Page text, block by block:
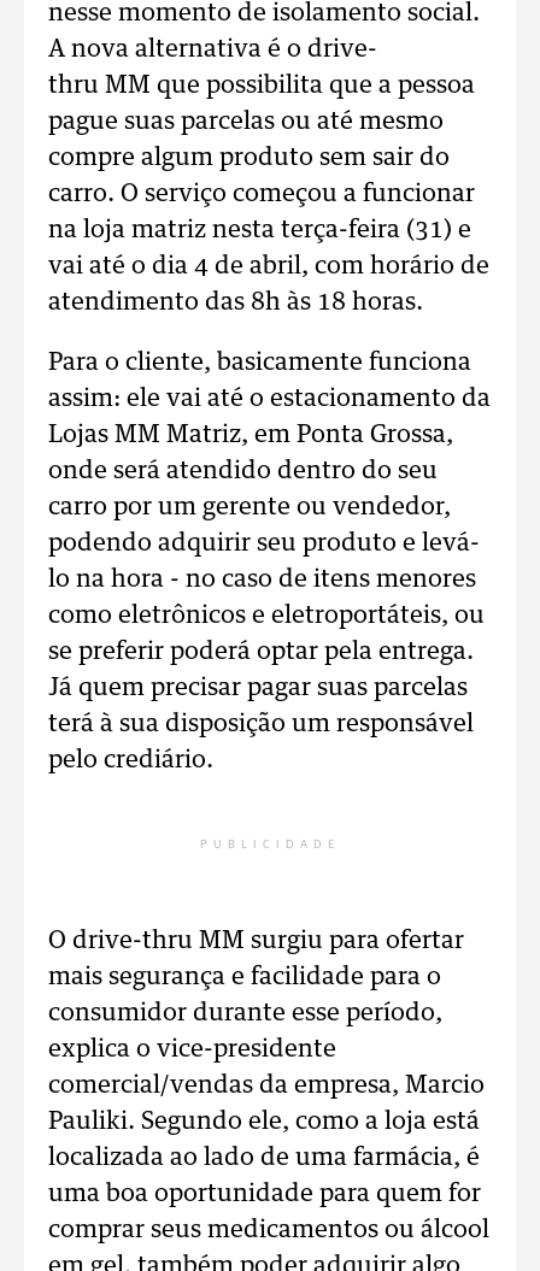
nesse momento de isolamento social.
A nova alternativa é o drive-
thru MM que possibilita que a pessoa
pague suas parcelas ou até mesmo
compre algum produto sem sair do
carro. O serviço começou a funcionar
na loja matriz nesta terça-feira (31) e
vai até o dia 4 de abril, com horário de
atendimento das 8h às 18 horas.
Para o cliente, basicamente funciona
assim: ele vai até o estacionamento da
Lojas MM Matriz, em Ponta Grossa,
onde será atendido dentro do seu
carro por um gerente ou vendedor,
podendo adquirir seu produto e levá-
lo na hora - no caso de itens menores
como eletrônicos e eletroportáteis, ou
se preferir poderá optar pela entrega.
Já quem precisar pagar suas parcelas
terá à sua disposição um responsável
pelo crediário.
PUBLICIDADE
O drive-thru MM surgiu para ofertar
mais segurança e facilidade para o
consumidor durante esse período,
explica o vice-presidente
comercial/vendas da empresa, Marcio
Pauliki. Segundo ele, como a loja está
localizada ao lado de uma farmácia, é
uma boa oportunidade para quem for
comprar seus medicamentos ou álcool
em gel, também poder adquirir algo